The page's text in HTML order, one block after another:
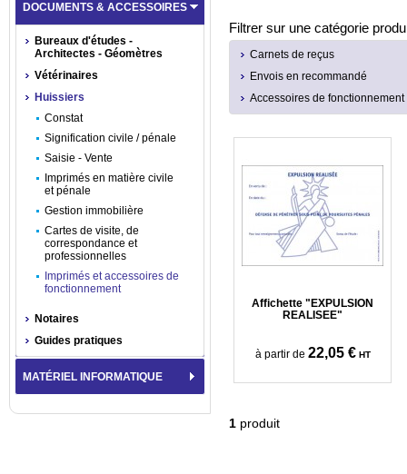
Filtrer sur une catégorie
Carnets de reçus
Envois en recommandé
Accessoires de fonctionnement
Affichette "EXPULSION
REALISEE"
à partir de 22,05 € HT
1 produit
DOCUMENTS & ACCESSOIRES
Bureaux d'études -
Architectes - Géomètres
Vétérinaires
Huissiers
Constat
Signification civile / pénale
Saisie - Vente
Imprimés en matière civile
et pénale
Gestion immobilière
Cartes de visite, de
correspondance et
professionnelles
Imprimés et accessoires de
fonctionnement
Notaires
Guides pratiques
MATÉRIEL INFORMATIQUE